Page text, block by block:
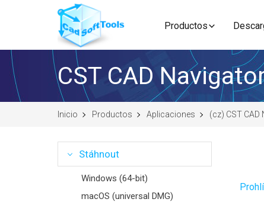
Productos
CST CAD
Inicio Productos Aplicaciones (cz) CST CAD
Stáhnout
Windows (64-bit)
macOS (universal DMG)